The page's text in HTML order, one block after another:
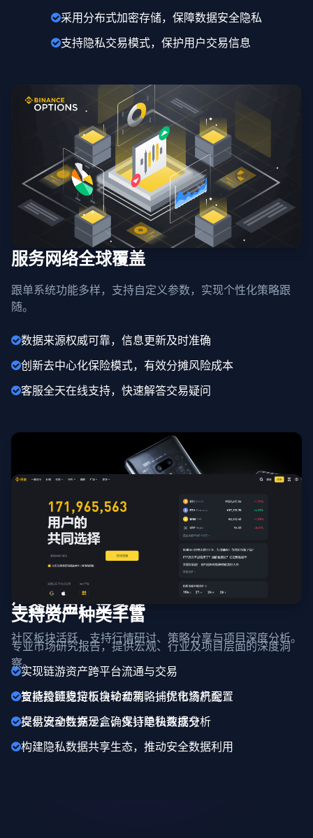
采用分布式加密存储，保障数据安全隐私
支持隐私交易模式，保护用户交易信息
服务网络全球覆盖
跟单系统功能多样，支持自定义参数，实现个性化策略跟
随。
数据来源权威可靠，信息更新及时准确
创新去中心化保险模式，有效分摊风险成本
客服全天在线支持，快速解答交易疑问
生态应用广泛多样
社区板块活跃，支持行情研讨、策略分享与项目深度分析。
实现链游资产跨平台流通与交易
支持跨链稳定币自动套利，捕捉市场机会
提供安全数据沙盒，支持隐私数据分析
支持资产种类丰富
专业市场研究报告，提供宏观、行业及项目层面的深度洞
察。
智能投顾支持板块轮动策略，优化资产配置
交易流动性充足，确保订单快速成交
构建隐私数据共享生态，推动安全数据利用